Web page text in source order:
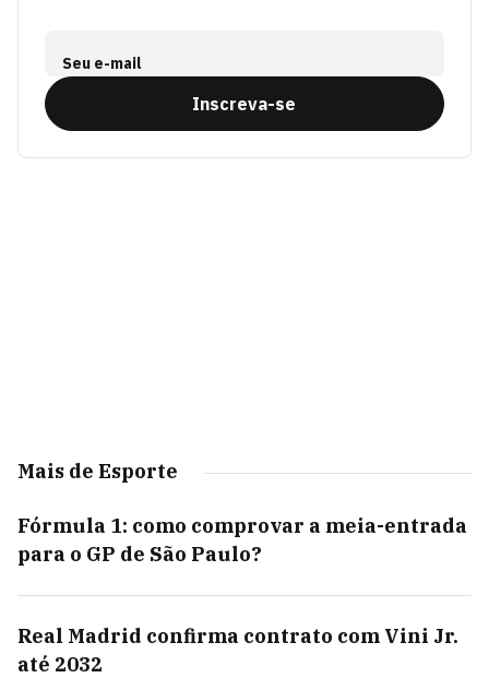
Seu e-mail
Inscreva-se
Mais de Esporte
Fórmula 1: como comprovar a meia-entrada
para o GP de São Paulo?
Real Madrid confirma contrato com Vini Jr.
até 2032